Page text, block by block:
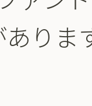
ありま